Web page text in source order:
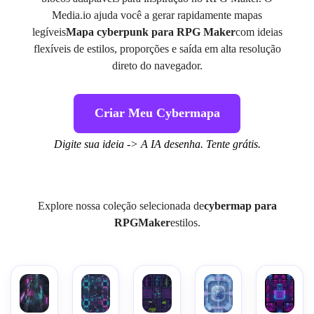
Media.io ajuda você a gerar rapidamente mapas
legíveisMapa cyberpunk para RPG Makercom ideias
flexíveis de estilos, proporções e saída em alta resolução
direto do navegador.
Criar Meu Cybermapa
Digite sua ideia -> A IA desenha. Tente grátis.
Explore nossa coleção selecionada decybermap para
RPGMakerestilos.